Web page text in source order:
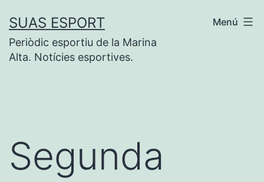
contenido
SUAS ESPORT
Periòdic esportiu de la Marina
Alta. Notícies esportives.
Menú
Segunda